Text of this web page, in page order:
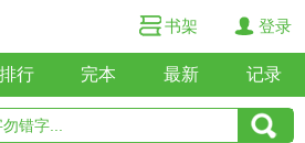
书架 登录
排行 完本 最新 记录